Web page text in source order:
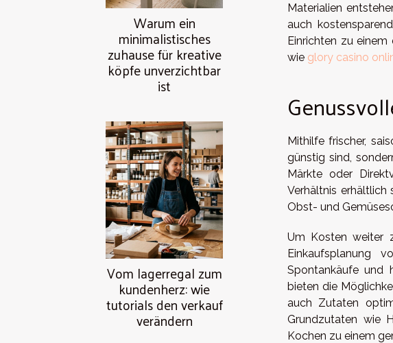
Warum ein
minimalistisches
zuhause für kreative
köpfe unverzichtbar
ist
Vom lagerregal zum
kundenherz: wie
tutorials den verkauf
verändern
Materialien
auch
Einrichten zu
wie glory casino
Mithilfe frischer,
günstig sind,
Märkte oder
Verhältnis erhältlich
Obst- und
Um Kosten weiter
Einkaufsplanung
Spontankäufe und
bieten die
auch Zutaten
Grundzutaten wie
Kochen zu einem